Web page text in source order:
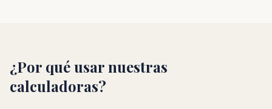
¿Por qué usar nuestras
calculadoras?